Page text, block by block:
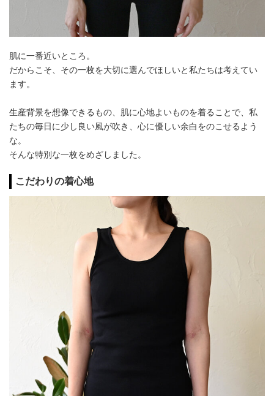
肌に一番近いところ。
だからこそ、その一枚を大切に選んでほしいと私たちは考えてい
ます。
生産背景を想像できるもの、肌に心地よいものを着ることで、私
たちの毎日に少し良い風が吹き、心に優しい余白をのこせるよう
な。
そんな特別な一枚をめざしました。
こだわりの着心地